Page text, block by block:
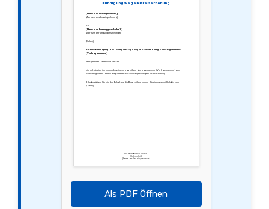
Kündigung wegen Preiserhöhung
[Name des Leasingnehmers]
[Adresse des Leasingnehmers]
An:
[Name der Leasinggesellschaft]
[Adresse der Leasinggesellschaft]
[Datum]
Betreff: Kündigung des Leasingvertrags wegen Preiserhöhung – Vertragsnummer:
[Vertragsnummer]
Sehr geehrte Damen und Herren,
hiermit kündige ich meinen Leasingvertrag mit der Vertragsnummer [Vertragsnummer] zum
nächstmöglichen Termin aufgrund der kürzlich angekündigten Preiserhöhung.
Bitte bestätigen Sie mir den Erhalt und die Bearbeitung meiner Kündigung schriftlich bis zum
[Datum].
Mit freundlichen Grüßen,
[Unterschrift]
[Name des Leasingnehmers]
Als PDF Öffnen